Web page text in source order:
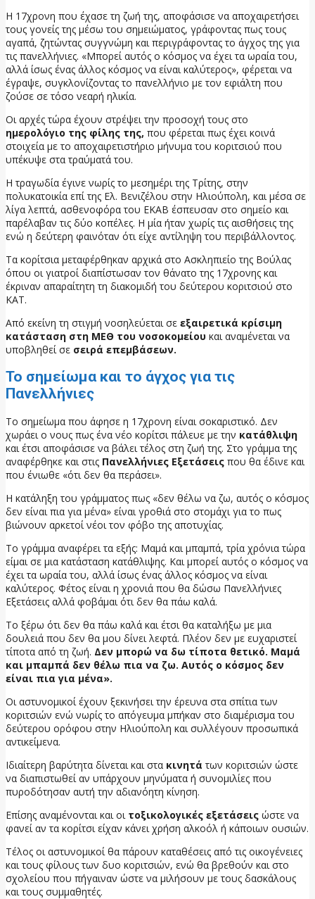
Η 17χρονη που έχασε τη ζωή της, αποφάσισε να αποχαιρετήσει
τους γονείς της μέσω του σημειώματος, γράφοντας πως τους
αγαπά, ζητώντας συγγνώμη και περιγράφοντας το άγχος της για
τις πανελλήνιες. «Μπορεί αυτός ο κόσμος να έχει τα ωραία του,
αλλά ίσως ένας άλλος κόσμος να είναι καλύτερος», φέρεται να
έγραψε, συγκλονίζοντας το πανελλήνιο με τον εφιάλτη που
ζούσε σε τόσο νεαρή ηλικία.
Οι αρχές τώρα έχουν στρέψει την προσοχή τους στο
ημερολόγιο της φίλης της, που φέρεται πως έχει κοινά
στοιχεία με το αποχαιρετιστήριο μήνυμα του κοριτσιού που
υπέκυψε στα τραύματά του.
Η τραγωδία έγινε νωρίς το μεσημέρι της Τρίτης, στην
πολυκατοικία επί της Ελ. Βενιζέλου στην Ηλιούπολη, και μέσα σε
λίγα λεπτά, ασθενοφόρα του ΕΚΑΒ έσπευσαν στο σημείο και
παρέλαβαν τις δύο κοπέλες. Η μία ήταν χωρίς τις αισθήσεις της
ενώ η δεύτερη φαινόταν ότι είχε αντίληψη του περιβάλλοντος.
Τα κορίτσια μεταφέρθηκαν αρχικά στο Ασκληπιείο της Βούλας
όπου οι γιατροί διαπίστωσαν τον θάνατο της 17χρονης και
έκριναν απαραίτητη τη διακομιδή του δεύτερου κοριτσιού στο
ΚΑΤ.
Από εκείνη τη στιγμή νοσηλεύεται σε εξαιρετικά κρίσιμη
κατάσταση στη ΜΕΘ του νοσοκομείου και αναμένεται να
υποβληθεί σε σειρά επεμβάσεων.
Το σημείωμα και το άγχος για τις
Πανελλήνιες
Το σημείωμα που άφησε η 17χρονη είναι σοκαριστικό. Δεν
χωράει ο νους πως ένα νέο κορίτσι πάλευε με την κατάθλιψη
και έτσι αποφάσισε να βάλει τέλος στη ζωή της. Στο γράμμα της
αναφέρθηκε και στις Πανελλήνιες Εξετάσεις που θα έδινε και
που ένιωθε «ότι δεν θα περάσει».
Η κατάληξη του γράμματος πως «δεν θέλω να ζω, αυτός ο κόσμος
δεν είναι πια για μένα» είναι γροθιά στο στομάχι για το πως
βιώνουν αρκετοί νέοι τον φόβο της αποτυχίας.
Το γράμμα αναφέρει τα εξής: Μαμά και μπαμπά, τρία χρόνια τώρα
είμαι σε μια κατάσταση κατάθλιψης. Και μπορεί αυτός ο κόσμος να
έχει τα ωραία του, αλλά ίσως ένας άλλος κόσμος να είναι
καλύτερος. Φέτος είναι η χρονιά που θα δώσω Πανελλήνιες
Εξετάσεις αλλά φοβάμαι ότι δεν θα πάω καλά.
Το ξέρω ότι δεν θα πάω καλά και έτσι θα καταλήξω με μια
δουλειά που δεν θα μου δίνει λεφτά. Πλέον δεν με ευχαριστεί
τίποτα από τη ζωή. Δεν μπορώ να δω τίποτα θετικό. Μαμά
και μπαμπά δεν θέλω πια να ζω. Αυτός ο κόσμος δεν
είναι πια για μένα».
Οι αστυνομικοί έχουν ξεκινήσει την έρευνα στα σπίτια των
κοριτσιών ενώ νωρίς το απόγευμα μπήκαν στο διαμέρισμα του
δεύτερου ορόφου στην Ηλιούπολη και συλλέγουν προσωπικά
αντικείμενα.
Ιδιαίτερη βαρύτητα δίνεται και στα κινητά των κοριτσιών ώστε
να διαπιστωθεί αν υπάρχουν μηνύματα ή συνομιλίες που
πυροδότησαν αυτή την αδιανόητη κίνηση.
Επίσης αναμένονται και οι τοξικολογικές εξετάσεις ώστε να
φανεί αν τα κορίτσι είχαν κάνει χρήση αλκοόλ ή κάποιων ουσιών.
Τέλος οι αστυνομικοί θα πάρουν καταθέσεις από τις οικογένειες
και τους φίλους των δυο κοριτσιών, ενώ θα βρεθούν και στο
σχολείου που πήγαιναν ώστε να μιλήσουν με τους δασκάλους
και τους συμμαθητές.